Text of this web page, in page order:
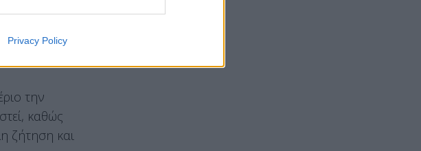
Privacy Policy
με αρχές
την
καθώς
ζήτηση και